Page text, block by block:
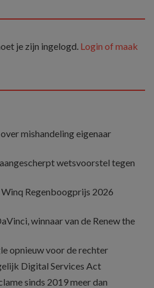
je zijn ingelogd. Login of maak
mishandeling eigenaar
wetsvoorstel tegen
Regenboogprijs 2026
winnaar van de Renew the
opnieuw voor de rechter
Digital Services Act
sinds 2019 meer dan